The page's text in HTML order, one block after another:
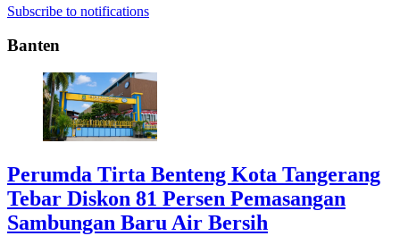
Subscribe to notifications
Banten
Perumda Tirta Benteng Kota Tangerang
Tebar Diskon 81 Persen Pemasangan
Sambungan Baru Air Bersih